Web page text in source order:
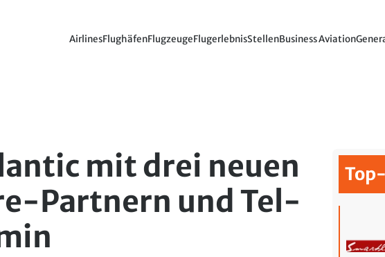
AirlinesFlughäfenFlugzeugeFlugerlebnisStellenBusiness Aviation
mit drei neuen
Partnern und Tel-